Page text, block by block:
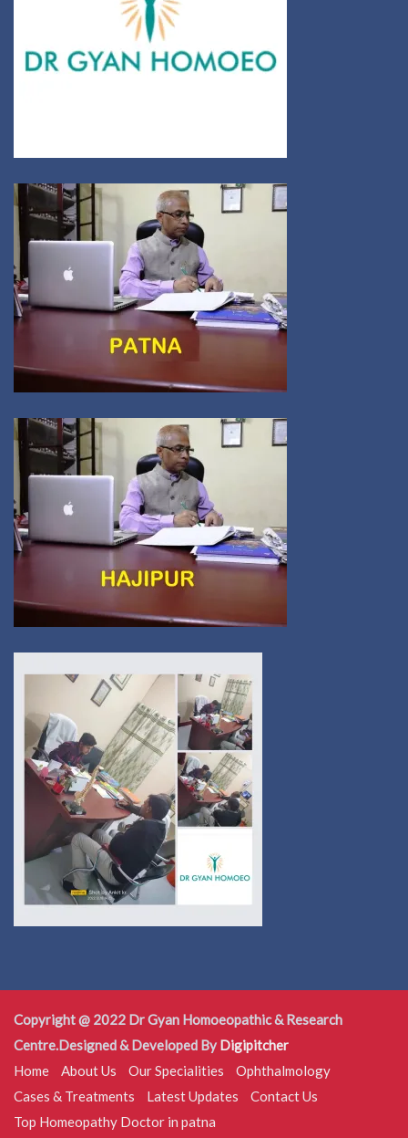
Copyright @ 2022 Dr Gyan Homoeopathic & Research
Centre.Designed & Developed By Digipitcher
Home
About Us Our Specialities
Ophthalmology
Cases & Treatments
Latest Updates
Contact Us
Top Homeopathy Doctor in patna